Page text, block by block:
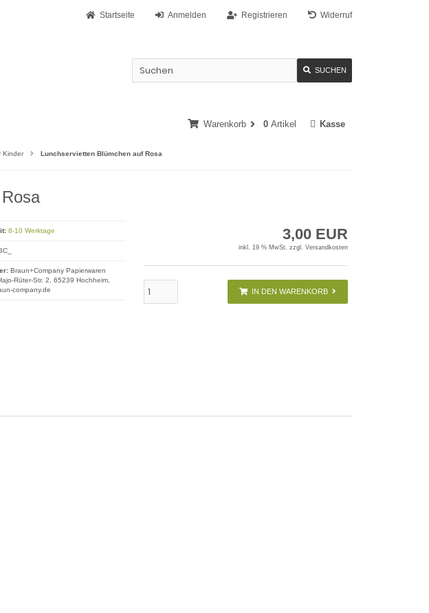
Widerruf
Registrieren
Anmelden
Startseite
SUCHEN
Kasse
Warenkorb 0 Artikel
Kinder Lunchservietten Blümchen auf Rosa
3,00 EUR
inkl. 19 % MwSt. zzgl. Versandkosten
IN DEN WARENKORB
8-10 Werktage
Braun+Company Papierwaren
Rüter-Str. 2, 65239 Hochheim,
company.de